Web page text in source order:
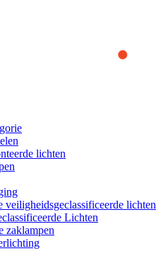
provide you the best experience
this website, you accept
how the website is used and
learn more or to find out how
access our
lichten
veiligheidsgeclassificeerde lichten
Lichten
zaklampen